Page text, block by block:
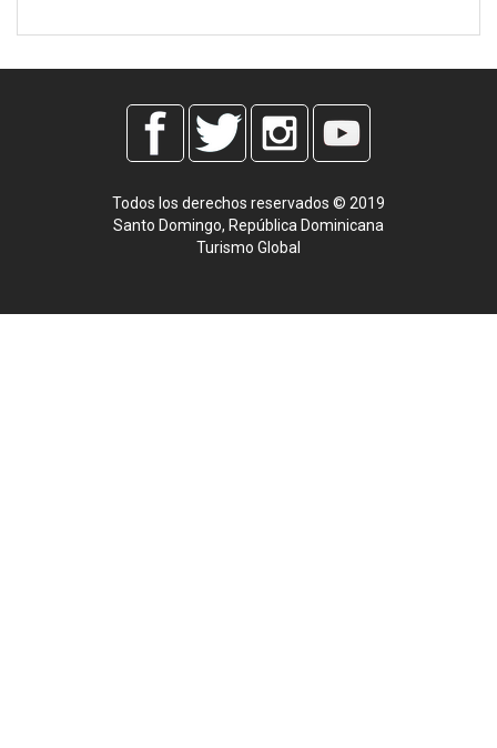
Todos los derechos reservados © 2019
Santo Domingo, República Dominicana
Turismo Global